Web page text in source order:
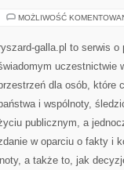
MOŻLIWOŚĆ
galla.pl to serwis
uczestnictwie
dla osób, które
i wspólnoty,
publicznym, a
w oparciu o fakty i
a także to, jak